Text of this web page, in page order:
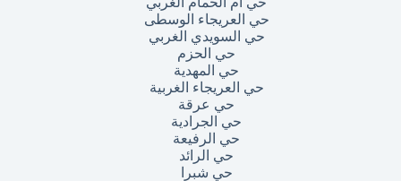
حي العريجاء الوسطى
حي السويدي الغربي
حي الحزم
حي المهدية
حي العريجاء الغربية
حي عرقة
حي الجرادية
حي الرفيعة
حي الرائد
حي شبرا